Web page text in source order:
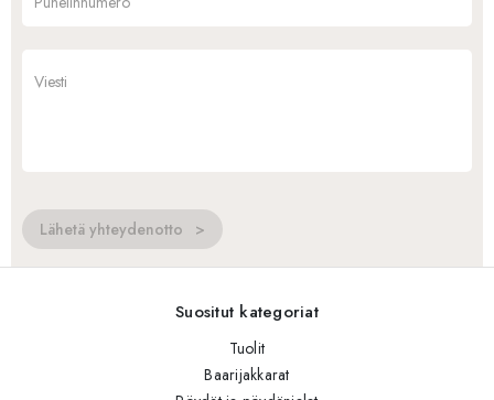
Lähetä yhteydenotto
Suositut kategoriat
Tuolit
Baarijakkarat